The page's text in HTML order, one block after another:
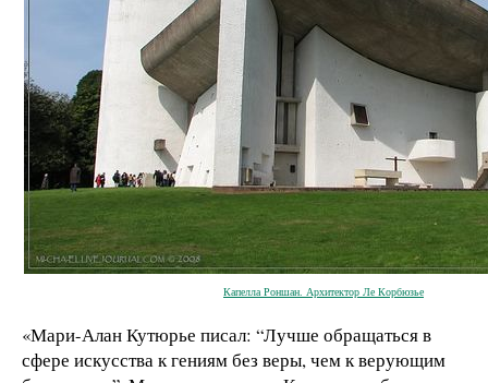
Капелла Роншан. Архитектор Ле Корбюзье
«Мари-Алан Кутюрье писал: “Лучше обращаться в
сфере искусства к гениям без веры, чем к верующим